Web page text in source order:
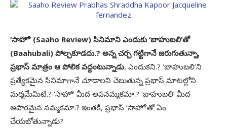
‘సాహో’ (Saaho Review) సినిమాని ఎందుకు ‘బాహుబలి’తో
(Baahubali) పోల్చకూడదు.? అన్న చర్చ గట్టిగానే జరుగుతున్నా,
ప్రభాస్‌ మాత్రం ఆ పోలిక వద్దంటున్నాడు. ఎందుకని.? ‘బాహుబలి’ని
ప్రత్యేకమైన సినిమాగానే చూడాలని చెబుతున్న ప్రభాస్‌ మాటల్లోని
మర్మమేమిటి.? ‘సాహో’ మీద అపనమ్మకమా.? ‘బాహుబలి’ మీద
అపారమైన నమ్మకమా.? ఇంతకీ, ప్రభాస్‌ ‘సాహో’తో ఏం
చేయబోతున్నాడు?